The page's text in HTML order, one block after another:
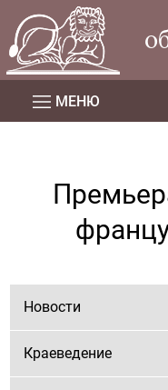
МЕНЮ
Новости
Краеведение